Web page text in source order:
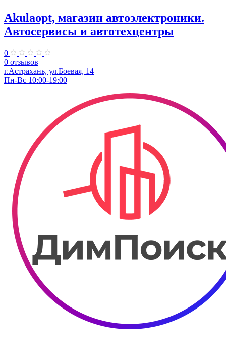
Akulaopt, магазин автоэлектроники.
Автосервисы и автотехцентры
0
0 отзывов
г.Астрахань, ул.Боевая, 14
Пн-Вс 10:00-19:00